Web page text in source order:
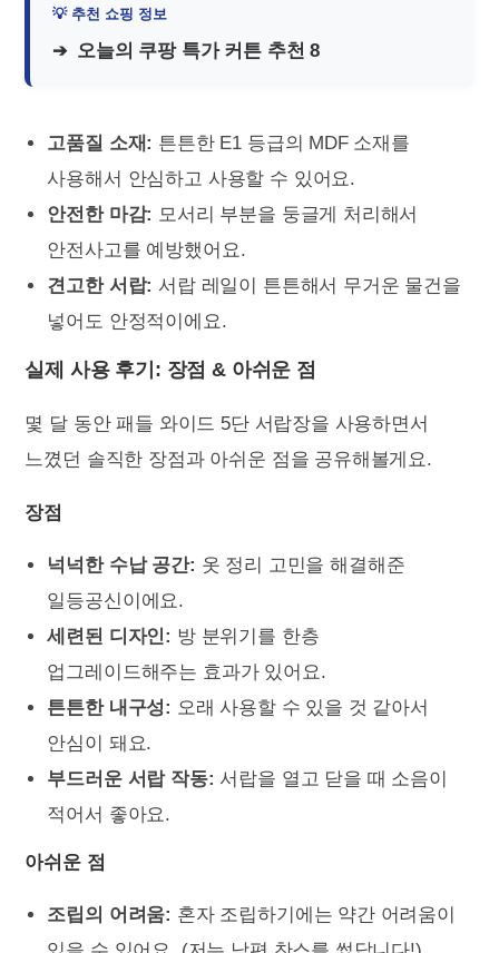
오늘의 쿠팡 특가 커튼 추천 8
고품질 소재: 튼튼한 E1 등급의 MDF 소재를
사용해서 안심하고 사용할 수 있어요.
안전한 마감: 모서리 부분을 둥글게 처리해서
안전사고를 예방했어요.
견고한 서랍: 서랍 레일이 튼튼해서 무거운 물건을
넣어도 안정적이에요.
실제 사용 후기: 장점 & 아쉬운 점
몇 달 동안 패들 와이드 5단 서랍장을 사용하면서
느꼈던 솔직한 장점과 아쉬운 점을 공유해볼게요.
장점
넉넉한 수납 공간: 옷 정리 고민을 해결해준
일등공신이에요.
세련된 디자인: 방 분위기를 한층
업그레이드해주는 효과가 있어요.
튼튼한 내구성: 오래 사용할 수 있을 것 같아서
안심이 돼요.
부드러운 서랍 작동: 서랍을 열고 닫을 때 소음이
적어서 좋아요.
아쉬운 점
조립의 어려움: 혼자 조립하기에는 약간 어려움이